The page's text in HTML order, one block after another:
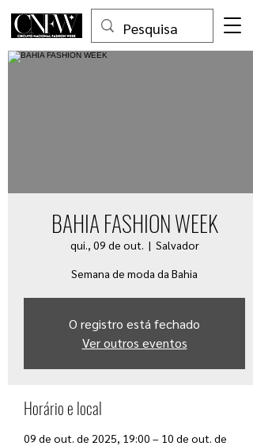
BAHIA FASHION WEEK
qui., 09 de out.
  |
Salvador
Semana de moda da Bahia
O registro está fechado
Ver outros eventos
Horário e local
09 de out. de 2025, 19:00 – 10 de out. de